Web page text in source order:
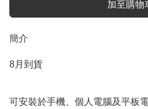
加至購物
簡介
8月到貨
可安裝於手機、個人電腦及平板